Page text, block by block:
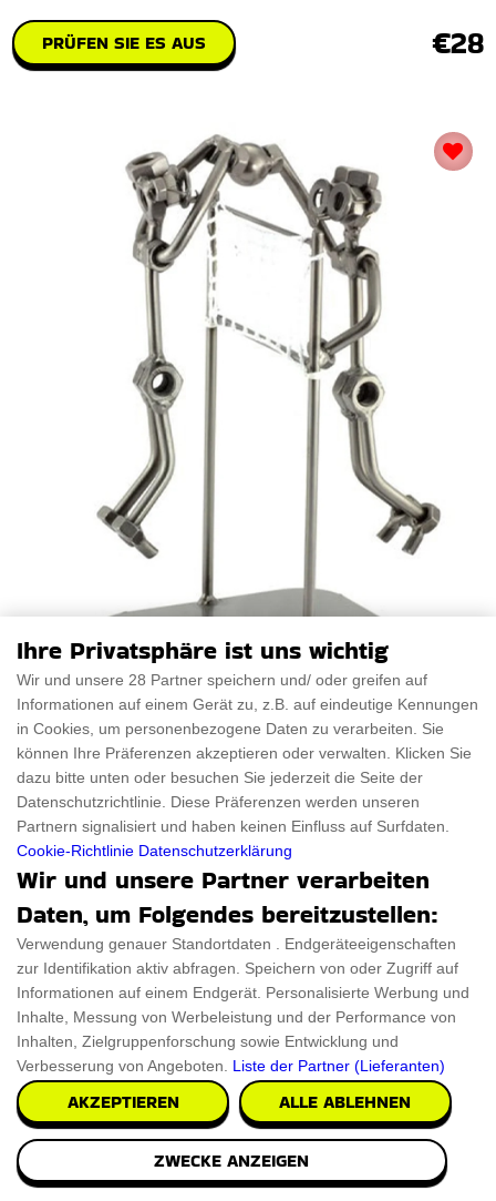
PRÜFEN SIE ES AUS €28
Volleyball Skulptur
Wir präsentieren eine atemberaubende handgefertigte
Volleyball-Skulptur, die die Schönheit der Spo
PRÜFEN SIE ES AUS
James Bond 007 Herren Parfuem
Genießen Sie den Charme des James Bond 007
Herrenparfums, eine verführerische Mischung aus Klasse
PRÜFEN SIE ES AUS
Ihre Privatsphäre ist uns wichtig
Wir und unsere 28 Partner speichern und/ oder greifen auf
Informationen auf einem Gerät zu, z.B. auf eindeutige Kennungen
in Cookies, um personenbezogene Daten zu verarbeiten. Sie
können Ihre Präferenzen akzeptieren oder verwalten. Klicken Sie
dazu bitte unten oder besuchen Sie jederzeit die Seite der
Datenschutzrichtlinie. Diese Präferenzen werden unseren
Partnern signalisiert und haben keinen Einfluss auf Surfdaten.
Cookie-Richtlinie Datenschutzerklärung
Wir und unsere Partner verarbeiten
Daten, um Folgendes bereitzustellen:
Verwendung genauer Standortdaten . Endgeräteeigenschaften
zur Identifikation aktiv abfragen. Speichern von oder Zugriff auf
Informationen auf einem Endgerät. Personalisierte Werbung und
Inhalte, Messung von Werbeleistung und der Performance von
Inhalten, Zielgruppenforschung sowie Entwicklung und
Verbesserung von Angeboten. Liste der Partner (Lieferanten)
AKZEPTIEREN ALLE ABLEHNEN
ZWECKE ANZEIGEN